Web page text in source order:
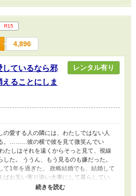
R15
4,896
しているなら邪
ることにしま
レンタル有り
の愛する人の隣には、わたしではない人
。………彼の横で彼を見て微笑んでい
たしはそれを遠くからそっと見て、視線
した。 ううん、もう見るのも嫌だった。
て1年を過ぎた。 政略結婚でも、結婚して
ばお互い寄り添い大事にして暮らしてい
ろうと思っていた。 なのに彼は婚約して